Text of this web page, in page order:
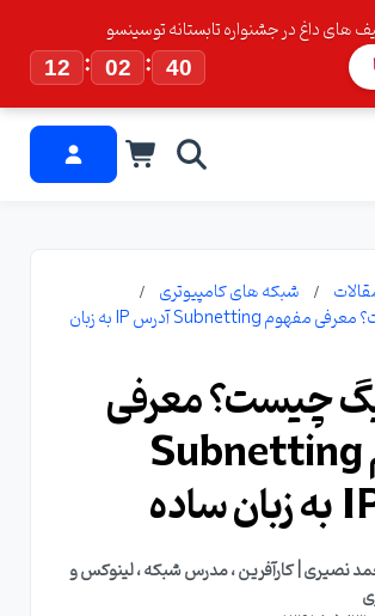
های داغ در جشنواره تابستانه توسینسو
12
: 02 : 38
شبکه های کامپیوتری
سابنتیگ چیست؟ معرفی مفهوم Subnetting آدرس IP به زبان
چیست؟ معرفی
مفهوم Subnetting
نصیری | کارآفرین ، مدرس شبکه ، لینوکس و